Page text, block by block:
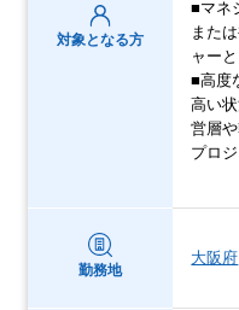
対象となる方
■マネ
また
ャー
■高度
高い
営層
プロ
勤務地
大阪府